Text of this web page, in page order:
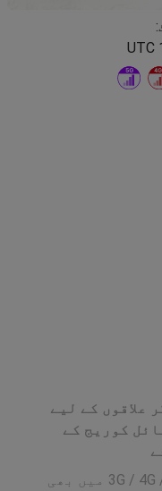
علاقوں کے لیے
کوریج کے
3G / 4G / 5G میں بھی